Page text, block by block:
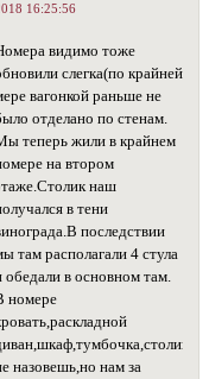
16:25:56
видимо тоже
слегка(по крайней
вагонкой раньше не
отделано по стенам.
теперь жили в крайнем
на втором
наш
в тени
последствии
там располагали 4 стула
обедали в основном там.
номере
назовешь,но нам за